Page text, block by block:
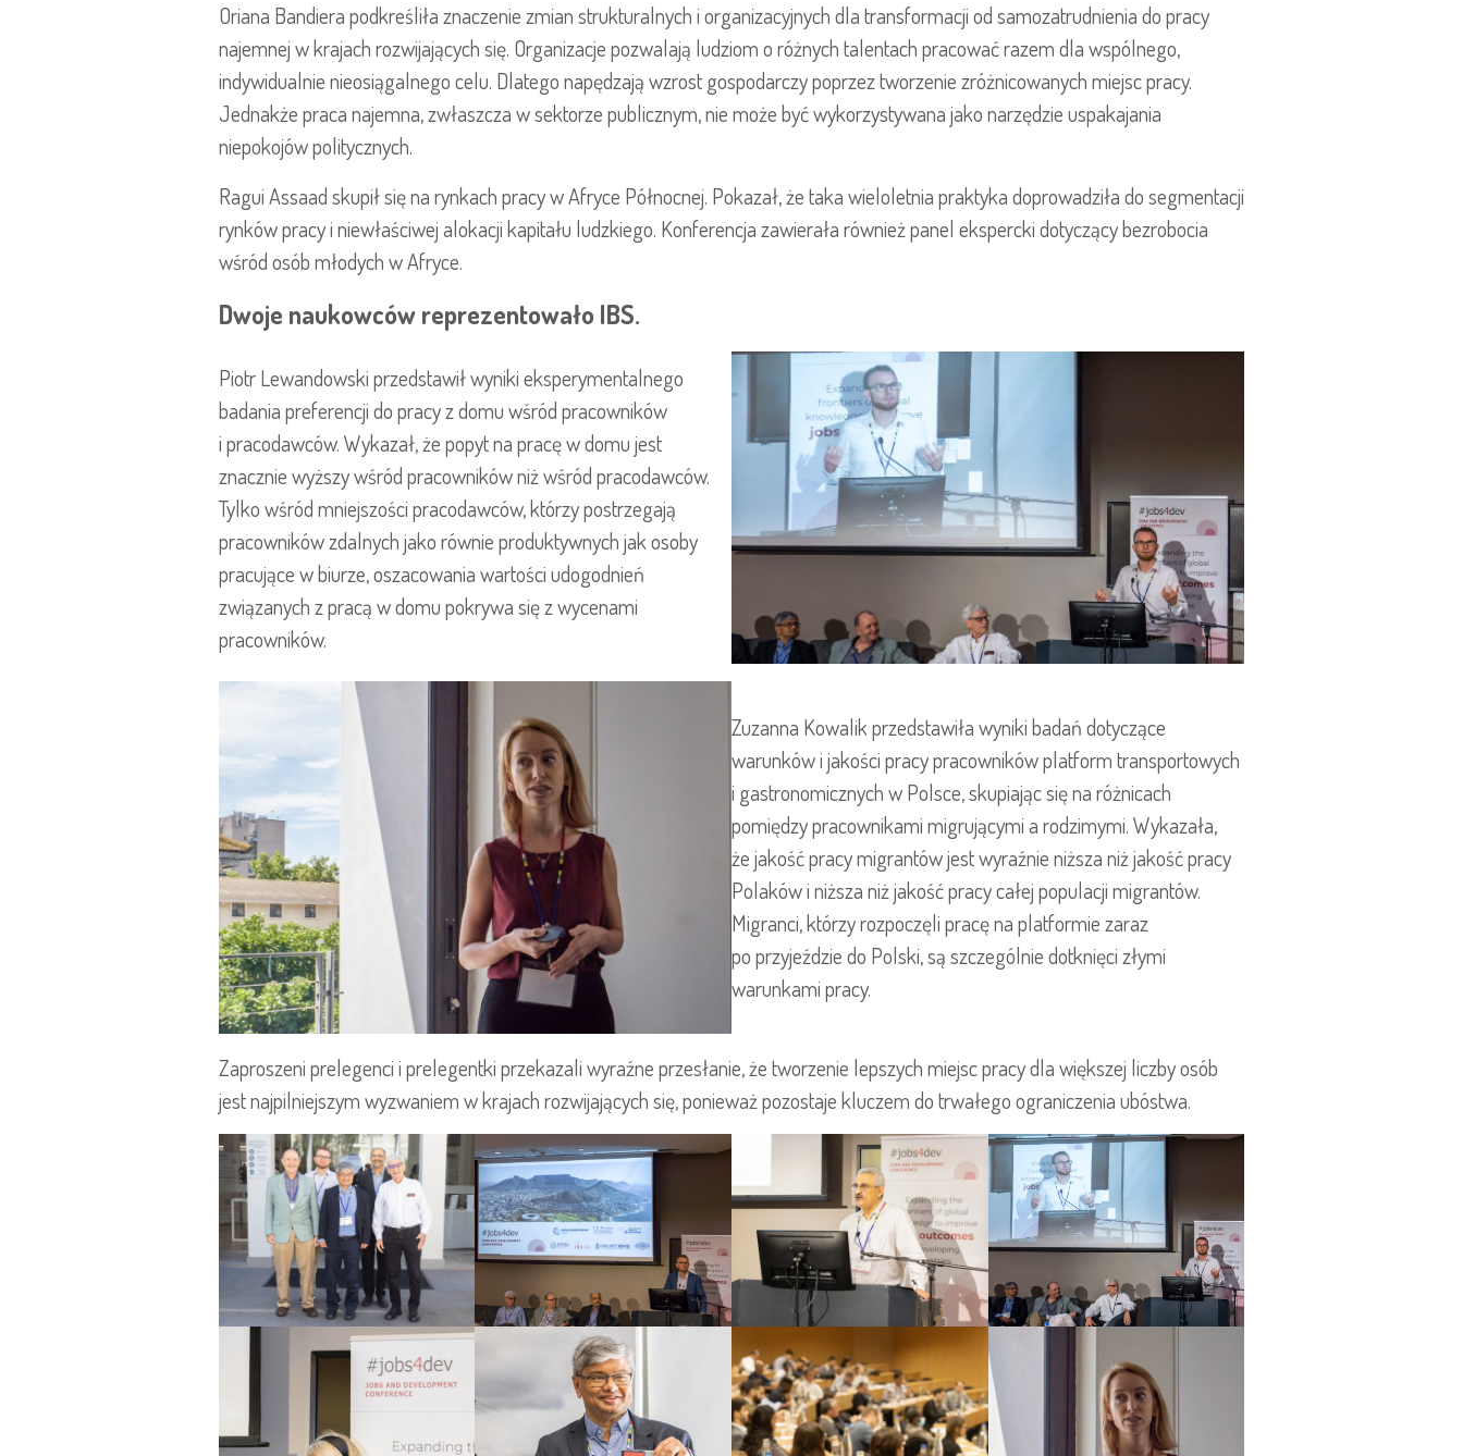
Oriana Bandiera podkreśliła znaczenie zmian strukturalnych i organizacyjnych dla transformacji od samozatrudnienia do pracy
najemnej w krajach rozwijających się. Organizacje pozwalają ludziom o różnych talentach pracować razem dla wspólnego,
indywidualnie nieosiągalnego celu. Dlatego napędzają wzrost gospodarczy poprzez tworzenie zróżnicowanych miejsc pracy.
Jednakże praca najemna, zwłaszcza w sektorze publicznym, nie może być wykorzystywana jako narzędzie uspakajania
niepokojów politycznych.
Ragui Assaad skupił się na rynkach pracy w Afryce Północnej. Pokazał, że taka wieloletnia praktyka doprowadziła do segmentacji
rynków pracy i niewłaściwej alokacji kapitału ludzkiego. Konferencja zawierała również panel ekspercki dotyczący bezrobocia
wśród osób młodych w Afryce.
Dwoje naukowców reprezentowało IBS.
Piotr Lewandowski przedstawił wyniki eksperymentalnego
badania preferencji do pracy z domu wśród pracowników
i pracodawców. Wykazał, że popyt na pracę w domu jest
znacznie wyższy wśród pracowników niż wśród pracodawców.
Tylko wśród mniejszości pracodawców, którzy postrzegają
pracowników zdalnych jako równie produktywnych jak osoby
pracujące w biurze, oszacowania wartości udogodnień
związanych z pracą w domu pokrywa się z wycenami
pracowników.
Zuzanna Kowalik przedstawiła wyniki badań dotyczące
warunków i jakości pracy pracowników platform transportowych
i gastronomicznych w Polsce, skupiając się na różnicach
pomiędzy pracownikami migrującymi a rodzimymi. Wykazała,
że jakość pracy migrantów jest wyraźnie niższa niż jakość pracy
Polaków i niższa niż jakość pracy całej populacji migrantów.
Migranci, którzy rozpoczęli pracę na platformie zaraz
po przyjeździe do Polski, są szczególnie dotknięci złymi
warunkami pracy.
Zaproszeni prelegenci i prelegentki przekazali wyraźne przesłanie, że tworzenie lepszych miejsc pracy dla większej liczby osób
jest najpilniejszym wyzwaniem w krajach rozwijających się, ponieważ pozostaje kluczem do trwałego ograniczenia ubóstwa.